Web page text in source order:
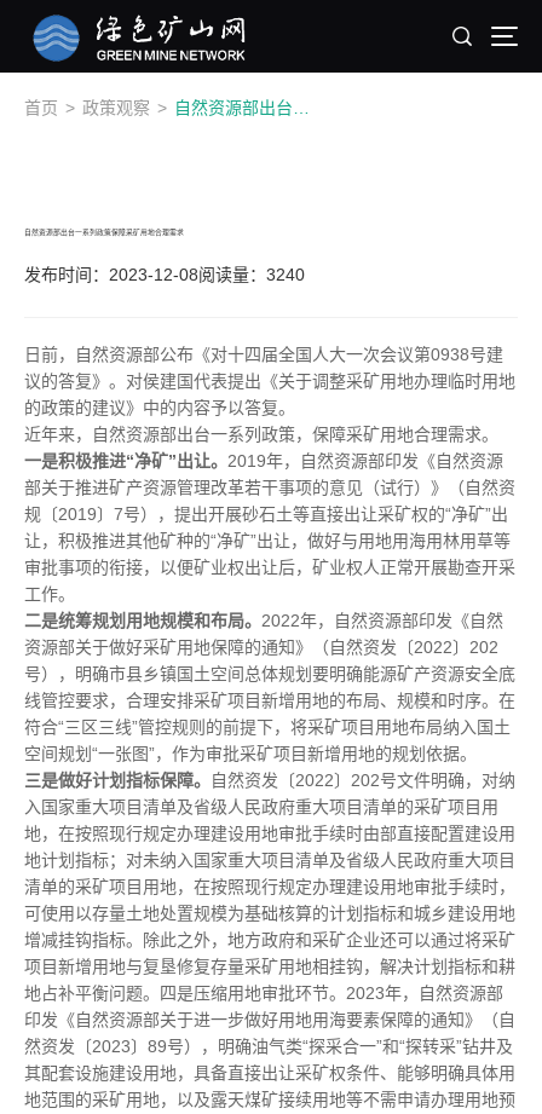
首页 > 政策观察 >
自然资源部出台一系列政策保障采矿用地合理需求
发布时间：2023-12-08阅读量：3240
日前，自然资源部公布《对十四届全国人大一次会议第0938号建
议的答复》。对侯建国代表提出《关于调整采矿用地办理临时用地
的政策的建议》中的内容予以答复。
近年来，自然资源部出台一系列政策，保障采矿用地合理需求。
一是积极推进“净矿”出让。 2019年，自然资源部印发《自然资源
部关于推进矿产资源管理改革若干事项的意见（试行）》（自然资
规〔2019〕7号），提出开展砂石土等直接出让采矿权的“净矿”出
让，积极推进其他矿种的“净矿”出让，做好与用地用海用林用草等
审批事项的衔接，以便矿业权出让后，矿业权人正常开展勘查开采
工作。
二是统筹规划用地规模和布局。 2022年，自然资源部印发《自然
资源部关于做好采矿用地保障的通知》（自然资发〔2022〕202
号），明确市县乡镇国土空间总体规划要明确能源矿产资源安全底
线管控要求，合理安排采矿项目新增用地的布局、规模和时序。在
符合“三区三线”管控规则的前提下，将采矿项目用地布局纳入国土
空间规划“一张图”，作为审批采矿项目新增用地的规划依据。
三是做好计划指标保障。
自然资发〔2022〕202号文件明确，对纳
入国家重大项目清单及省级人民政府重大项目清单的采矿项目用
地，在按照现行规定办理建设用地审批手续时由部直接配置建设用
地计划指标；对未纳入国家重大项目清单及省级人民政府重大项目
清单的采矿项目用地，在按照现行规定办理建设用地审批手续时，
可使用以存量土地处置规模为基础核算的计划指标和城乡建设用地
增减挂钩指标。除此之外，地方政府和采矿企业还可以通过将采矿
项目新增用地与复垦修复存量采矿用地相挂钩，解决计划指标和耕
地占补平衡问题。四是压缩用地审批环节。2023年，自然资源部
印发《自然资源部关于进一步做好用地用海要素保障的通知》（自
然资发〔2023〕89号），明确油气类“探采合一”和“探转采”钻井及
其配套设施建设用地，具备直接出让采矿权条件、能够明确具体用
地范围的采矿用地，以及露天煤矿接续用地等不需申请办理用地预